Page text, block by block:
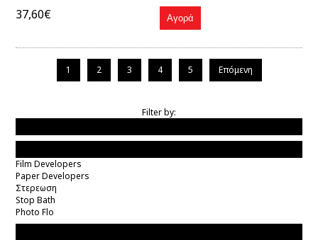
37,60€
1 2 3 4 5 Επόμενη
Filter by:
Film Developers
Paper Developers
Στερεωση
Stop Bath
Photo Flo